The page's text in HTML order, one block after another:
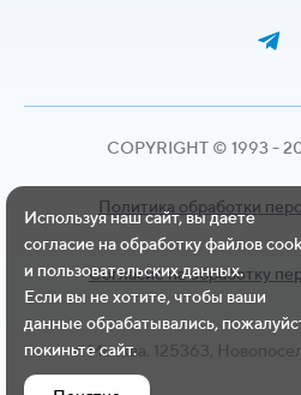
COPYRIGHT © 1993 -
Политика обработки
Согласие на обработку
г. Москва. 125363,
Используя наш сайт, вы даете
согласие на обработку файлов
и пользовательских данных.
Если вы не хотите, чтобы ваши
данные обрабатывались,
покиньте сайт.